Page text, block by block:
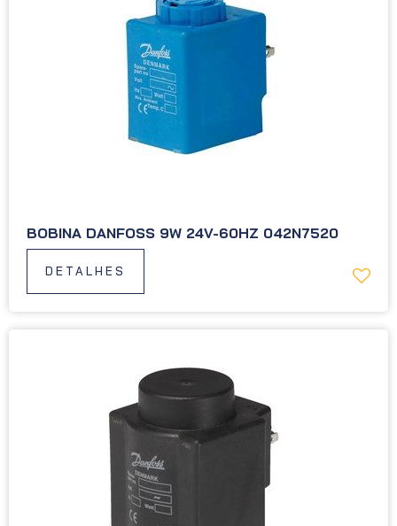
BOBINA DANFOSS 9W 24V-60HZ 042N7520
DETALHES